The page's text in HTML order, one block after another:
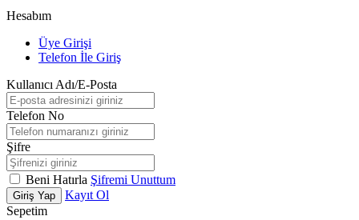
Hesabım
Üye Girişi
Telefon İle Giriş
Kullanıcı Adı/E-Posta
Telefon No
Şifre
Beni Hatırla Şifremi Unuttum
Giriş Yap
Kayıt Ol
Sepetim